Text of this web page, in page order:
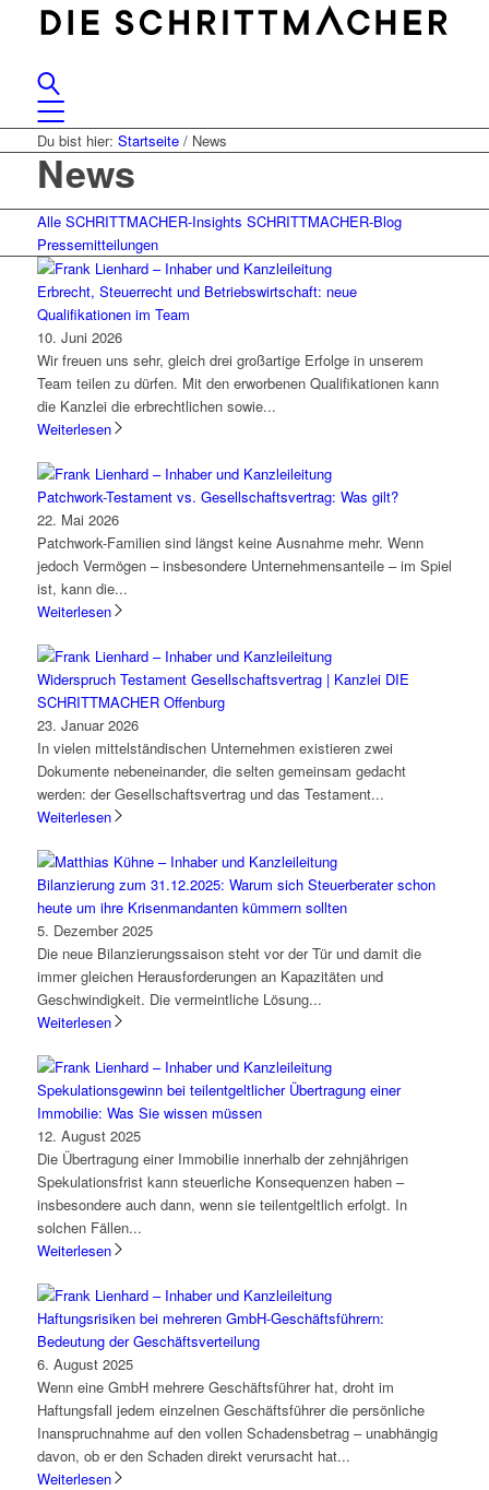
Du bist hier: Startseite / News
News
Alle SCHRITTMACHER-Insights SCHRITTMACHER-Blog
Pressemitteilungen
Erbrecht, Steuerrecht und Betriebswirtschaft: neue
Qualifikationen im Team
10. Juni 2026
Wir freuen uns sehr, gleich drei großartige Erfolge in unserem
Team teilen zu dürfen. Mit den erworbenen Qualifikationen kann
die Kanzlei die erbrechtlichen sowie...
Weiterlesen
Patchwork-Testament vs. Gesellschaftsvertrag: Was gilt?
22. Mai 2026
Patchwork-Familien sind längst keine Ausnahme mehr. Wenn
jedoch Vermögen – insbesondere Unternehmensanteile – im Spiel
ist, kann die...
Weiterlesen
Widerspruch Testament Gesellschaftsvertrag | Kanzlei DIE
SCHRITTMACHER Offenburg
23. Januar 2026
In vielen mittelständischen Unternehmen existieren zwei
Dokumente nebeneinander, die selten gemeinsam gedacht
werden: der Gesellschaftsvertrag und das Testament...
Weiterlesen
Bilanzierung zum 31.12.2025: Warum sich Steuerberater schon
heute um ihre Krisenmandanten kümmern sollten
5. Dezember 2025
Die neue Bilanzierungssaison steht vor der Tür und damit die
immer gleichen Herausforderungen an Kapazitäten und
Geschwindigkeit. Die vermeintliche Lösung...
Weiterlesen
Spekulationsgewinn bei teilentgeltlicher Übertragung einer
Immobilie: Was Sie wissen müssen
12. August 2025
Die Übertragung einer Immobilie innerhalb der zehnjährigen
Spekulationsfrist kann steuerliche Konsequenzen haben –
insbesondere auch dann, wenn sie teilentgeltlich erfolgt. In
solchen Fällen...
Weiterlesen
Haftungsrisiken bei mehreren GmbH-Geschäftsführern:
Bedeutung der Geschäftsverteilung
6. August 2025
Wenn eine GmbH mehrere Geschäftsführer hat, droht im
Haftungsfall jedem einzelnen Geschäftsführer die persönliche
Inanspruchnahme auf den vollen Schadensbetrag – unabhängig
davon, ob er den Schaden direkt verursacht hat...
Weiterlesen